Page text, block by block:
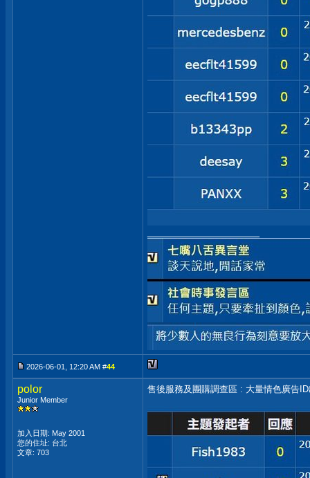
2026-06-01, 12:20 AM #44
polor
Junior Member
加入日期: May 2001
您的住址: 台北
文章: 703
售後服務及團購調查區 : 大量情色廣告